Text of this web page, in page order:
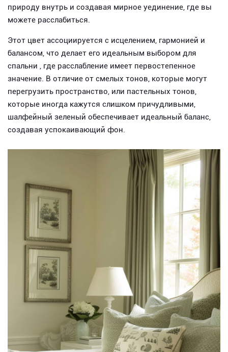
природу внутрь и создавая мирное уединение, где вы
можете расслабиться.
Этот цвет ассоциируется с исцелением, гармонией и
балансом, что делает его идеальным выбором для
спальни , где расслабление имеет первостепенное
значение. В отличие от смелых тонов, которые могут
перегрузить пространство, или пастельных тонов,
которые иногда кажутся слишком причудливыми,
шалфейный зеленый обеспечивает идеальный баланс,
создавая успокаивающий фон.